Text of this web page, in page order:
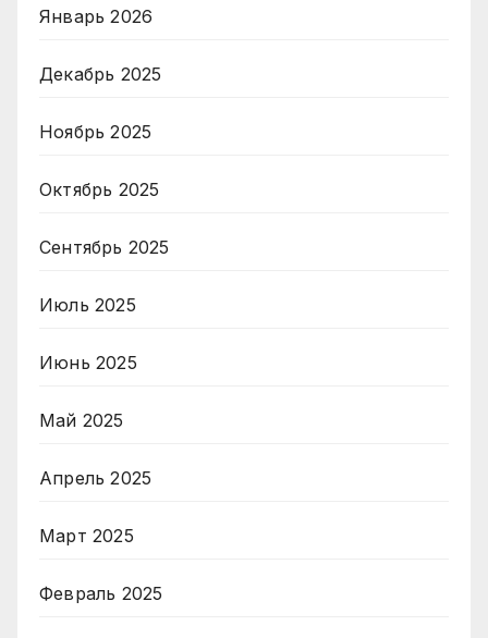
Январь 2026
Декабрь 2025
Ноябрь 2025
Октябрь 2025
Сентябрь 2025
Июль 2025
Июнь 2025
Май 2025
Апрель 2025
Март 2025
Февраль 2025